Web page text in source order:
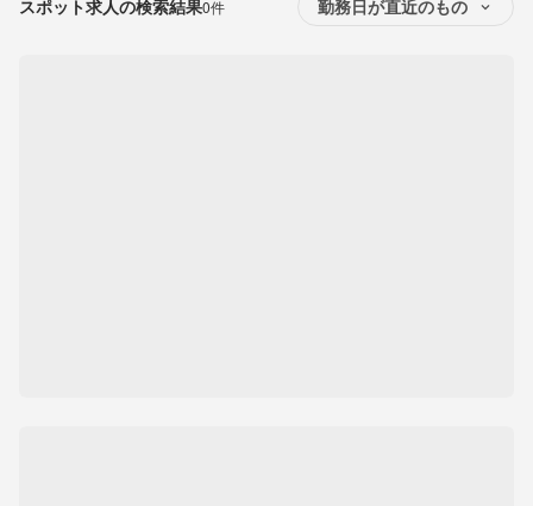
スポット求人の検索結果0件 勤務日が直近のもの